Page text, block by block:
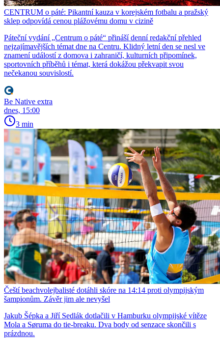
CENTRUM o páté: Pikantní kauza v korejském fotbalu a pražský
sklep odpovídá cenou plážovému domu v cizině
Páteční vydání „Centrum o páté“ přináší denní redakční přehled
nejzajímavějších témat dne na Centru. Klidný letní den se nesl ve
znamení událostí z domova i zahraničí, kulturních připomínek,
sportovních příběhů i témat, která dokážou překvapit svou
nečekanou souvislostí.
Be Native extra
dnes, 15:00
3 min
Čeští beachvolejbalisté dotáhli skóre na 14:14 proti olympijským
šampionům. Závěr jim ale nevyšel
Jakub Šépka a Jiří Sedlák dotlačili v Hamburku olympijské vítěze
Mola a Søruma do tie-breaku. Dva body od senzace skončili s
prázdnou.